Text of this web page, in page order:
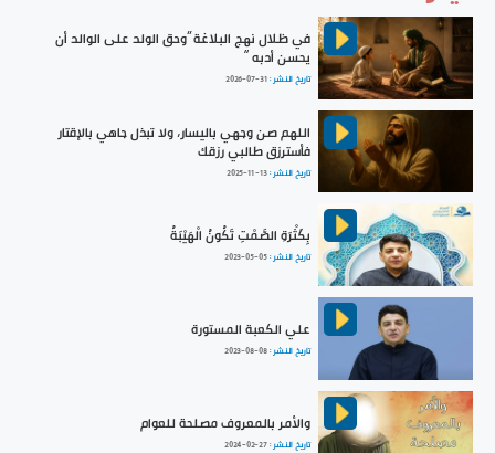
في ظلال نهج البلاغة ”وحق الولد على الوالد أن
يحسن أدبه “
تاريخ النشر :2026-07-31
اللهم صن وجهي باليسار، ولا تبذل جاهي بالإقتار
فأسترزق طالبي رزقك
تاريخ النشر :2025-11-13
بِكَثْرَةِ الصَّمْتِ تَكُونُ الْهَيْبَةُ
تاريخ النشر :2023-05-05
علي الكعبة المستورة
تاريخ النشر :2023-08-08
والأمر بالمعروف مصلحة للعوام
تاريخ النشر :2024-02-27